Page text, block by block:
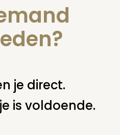
nieuws geen
je direct.
is voldoende.